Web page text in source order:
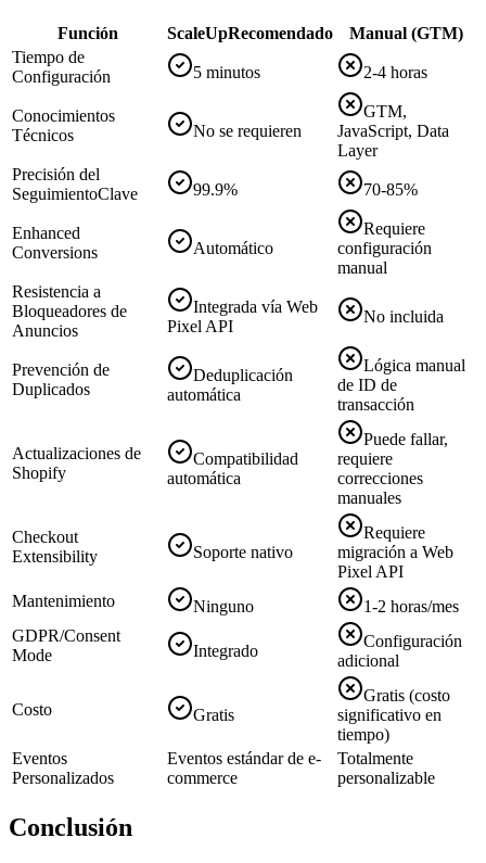
Función ScaleUpRecomendado
Manual (GTM)
Tiempo de
Configuración
5 minutos 2-4 horas
Conocimientos
Técnicos
No se requieren
GTM,
JavaScript, Data
Layer
Precisión del
SeguimientoClave 99.9% 70-85%
Enhanced
Conversions
Automático
Requiere
configuración
manual
Resistencia a
Bloqueadores de
Anuncios
Integrada vía Web
Pixel API
No incluida
Prevención de
Duplicados
Deduplicación
automática
Lógica manual
de ID de
transacción
Actualizaciones de
Shopify
Compatibilidad
automática
Puede fallar,
requiere
correcciones
manuales
Checkout
Extensibility
Soporte nativo
Requiere
migración a Web
Pixel API
Mantenimiento
Ninguno
1-2 horas/mes
GDPR/Consent
Mode
Integrado
Configuración
adicional
Costo Gratis
Gratis (costo
significativo en
tiempo)
Eventos
Personalizados
Eventos estándar de e-
commerce
Totalmente
personalizable
Conclusión